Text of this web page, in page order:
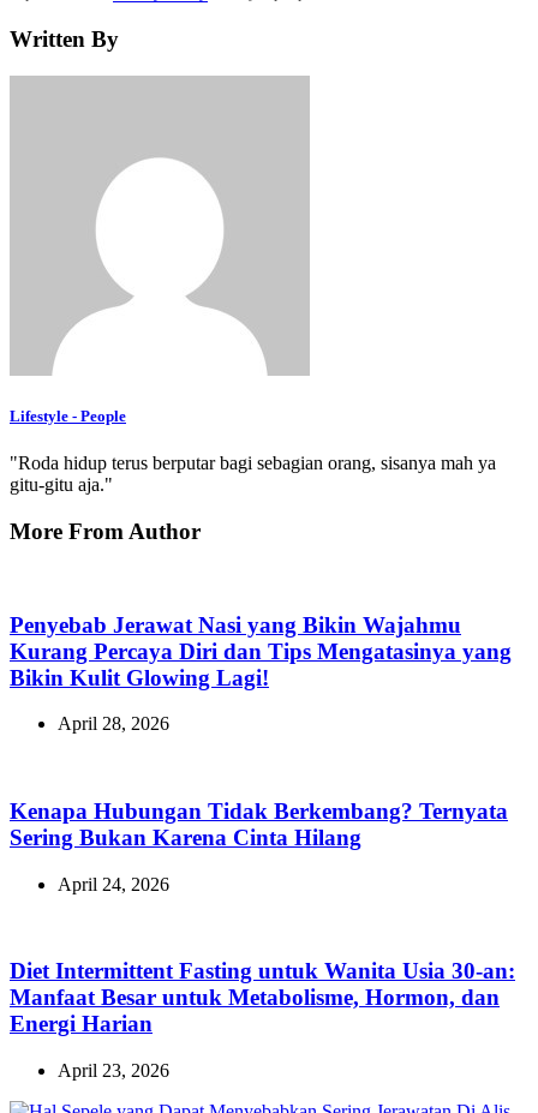
Written By
Lifestyle - People
"Roda hidup terus berputar bagi sebagian orang, sisanya mah ya
gitu-gitu aja."
More From Author
Penyebab Jerawat Nasi yang Bikin Wajahmu
Kurang Percaya Diri dan Tips Mengatasinya yang
Bikin Kulit Glowing Lagi!
April 28, 2026
Kenapa Hubungan Tidak Berkembang? Ternyata
Sering Bukan Karena Cinta Hilang
April 24, 2026
Diet Intermittent Fasting untuk Wanita Usia 30-an:
Manfaat Besar untuk Metabolisme, Hormon, dan
Energi Harian
April 23, 2026